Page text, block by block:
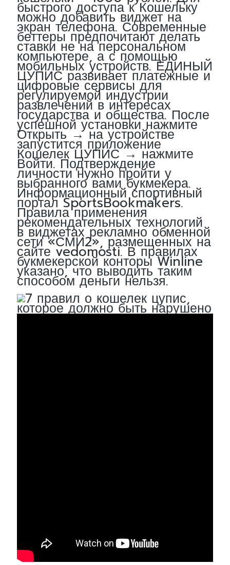
быстрого доступа к Кошельку
можно добавить виджет на
экран телефона. Современные
беттеры предпочитают делать
ставки не на персональном
компьютере, а с помощью
мобильных устройств. ЕДИНЫЙ
ЦУПИС развивает платежные и
цифровые сервисы для
регулируемой индустрии
развлечений в интересах
государства и общества. После
успешной установки нажмите
Открыть → на устройстве
запустится приложение
Кошелек ЦУПИС → нажмите
Войти. Подтверждение
личности нужно пройти у
выбранного вами букмекера.
Информационный спортивный
портал SportsBookmakers.
Правила применения
рекомендательных технологий
в виджетах рекламно обменной
сети «СМИ2», размещенных на
сайте vedomosti. В правилах
букмекерской конторы Winline
указано, что выводить таким
способом деньги нельзя.